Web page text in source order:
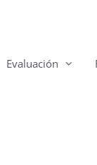
Evaluación